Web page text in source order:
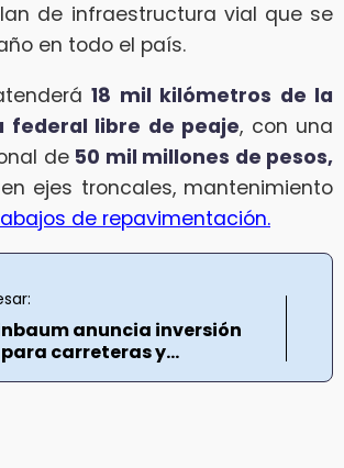
de infraestructura vial que se
en todo el país.
18 mil kilómetros de la
federal libre de peaje, con una
de 50 mil millones de pesos,
ejes troncales, mantenimiento
de repavimentación.
anuncia inversión
carreteras y...